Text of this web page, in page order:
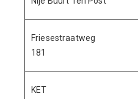
Friesestraatweg
181
KET